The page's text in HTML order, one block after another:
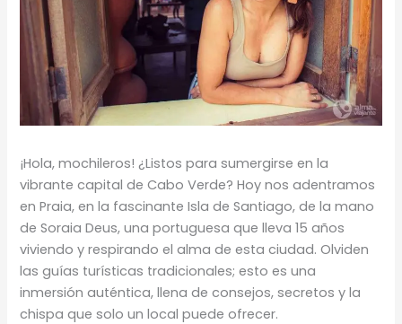
¡Hola, mochileros! ¿Listos para sumergirse en la
vibrante capital de Cabo Verde? Hoy nos adentramos
en Praia, en la fascinante Isla de Santiago, de la mano
de Soraia Deus, una portuguesa que lleva 15 años
viviendo y respirando el alma de esta ciudad. Olviden
las guías turísticas tradicionales; esto es una
inmersión auténtica, llena de consejos, secretos y la
chispa que solo un local puede ofrecer.